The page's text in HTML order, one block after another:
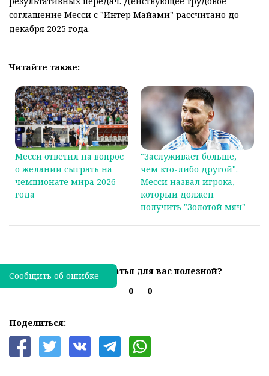
соглашение Месси с "Интер Майами" рассчитано до
декабря 2025 года.
Читайте также:
Месси ответил на вопрос
о желании сыграть на
чемпионате мира 2026
года
"Заслуживает больше,
чем кто-либо другой".
Месси назвал игрока,
который должен
получить "Золотой мяч"
Была ли эта статья для вас полезной?
0
0
Поделиться:
Сообщить об ошибке